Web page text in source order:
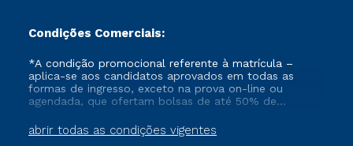
Condições Comerciais:
abrir todas as condições vigentes
*A condição promocional referente à matrícula –
aplica-se aos candidatos aprovados em todas as
formas de ingresso, exceto na prova on-line ou
agendada, que ofertam bolsas de até 50% de
que ainda não tenham efetivado e/ou não tenham
cancelado ou trancado sua matrícula em uma das